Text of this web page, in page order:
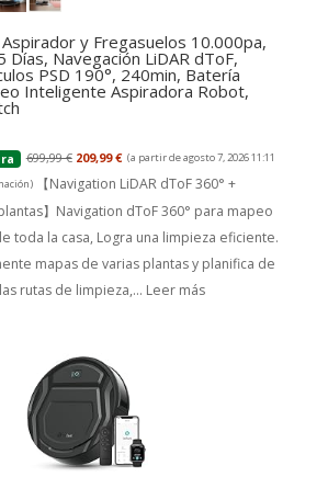
y Fregasuelos 10.000pa,
Días, Navegación LiDAR dToF,
PSD 190°, 240min, Batería
Inteligente Aspiradora Robot,
699,99 € 209,99 € (a partir de agosto 7, 2026 11:11
)
【Navigation LiDAR dToF 360° +
】Navigation dToF 360° para mapeo
toda la casa, Logra una limpieza eficiente.
mapas de varias plantas y planifica de
rutas de limpieza,... Leer más